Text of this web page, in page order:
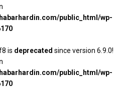
public_html/wp-
is deprecated since version 6.9.0!
public_html/wp-